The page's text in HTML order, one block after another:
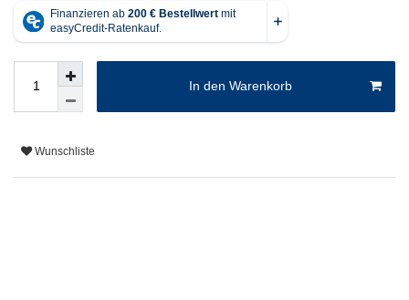
In den Warenkorb
Wunschliste